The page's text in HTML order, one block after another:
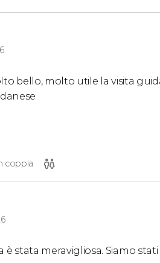
bello, molto utile la visita
coppia
è stata meravigliosa. Siamo